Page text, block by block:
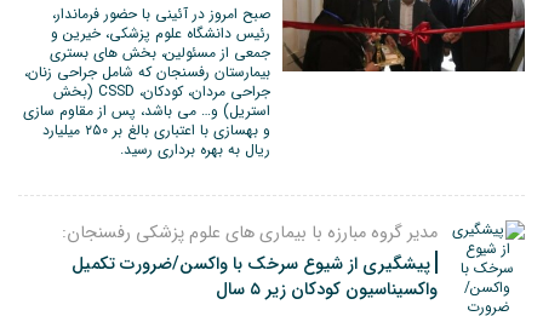
صبح امروز در آئینی با حضور فرماندار،
رئیس دانشگاه علوم پزشکی، خیرین و
جمعی از مسئولین، بخش های بستری
بیمارستان رفسنجان که شامل جراحی زنان،
جراحی مردان، کودکان، CSSD (بخش
استریل) و… می باشد، پس از مقاوم سازی
و بهسازی با اعتباری بالغ بر ۲۵۰ میلیارد
ریال به بهره برداری رسید.
مدیر گروه مبارزه با بیماری های علوم پزشکی رفسنجان:
پیشگیری از شیوع سرخک با واکسن/ضرورت تکمیل
واکسیناسیون کودکان زیر ۵ سال